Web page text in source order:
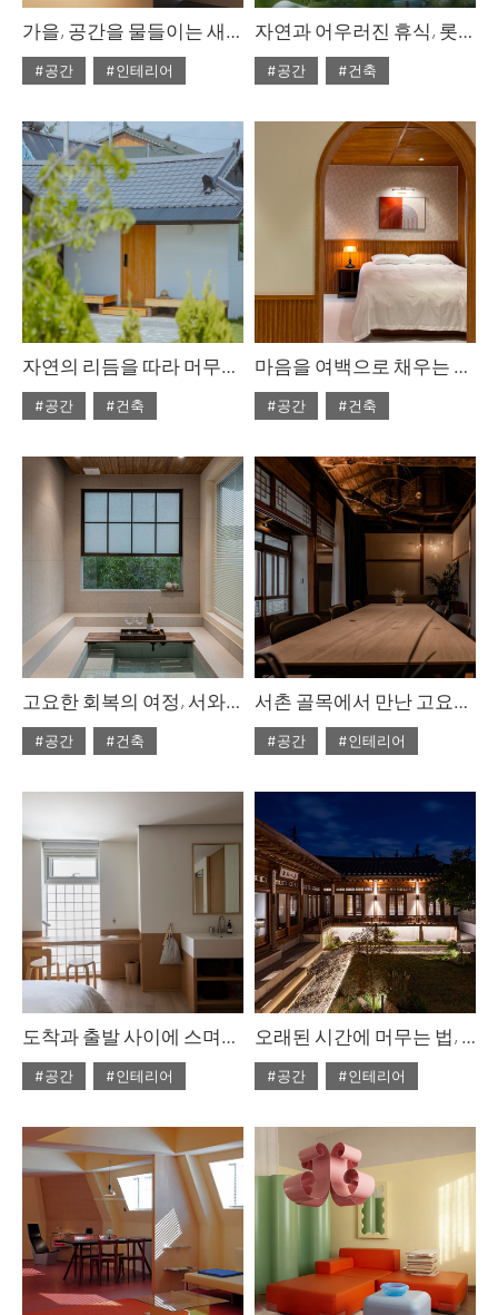
가을, 공간을 물들이는 새로운 조명
#공간
#인테리어
#2025년10월호
자연과 어우러진 휴식, 롯지호텔 디여라
#공간
#건축
#2025년10월호
자연의 리듬을 따라 머무는 그담스테이
#공간
#건축
#2025년10월호
마음을 여백으로 채우는 서정적인 호텔
#공간
#건축
#2025년10월호
고요한 회복의 여정, 서와정
#공간
#건축
서촌 골목에서 만난 고요함, 썸웨어
#공간
#인테리어
도착과 출발 사이에 스며드는 하루, arr.dep
#공간
#인테리어
#2025년10월호
오래된 시간에 머무는 법, 노스텔지어
#공간
#인테리어
#2025년10월호